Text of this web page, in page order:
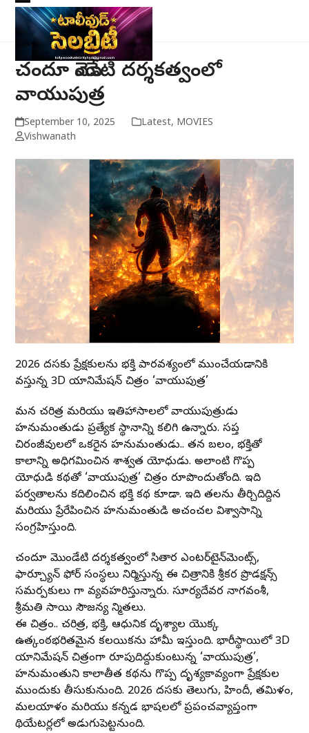
Skip
content
Open
mobile
menu
Close
mobile
menu
చందూ మొండేటి దర్శకత్వంలో
వాయుపుత్ర
September 10, 2025 Latest, MOVIES
Vishwanath
2026 దసరాకు ప్రేక్షకులను భక్తి పారవశ్యంలో ముంచేయడానికి
వస్తున్న 3D యానిమేషన్ చిత్రం ‘వాయుపుత్ర’
మన చరిత్ర మరియు ఇతిహాసాలలో వాయుపుత్రుడు
హనుమంతుడు ప్రత్యేక స్థానాన్ని కలిగి ఉన్నారు. సప్త
చిరంజీవులలో ఒకరైన హనుమంతుడు.. తన బలం, భక్తితో
కాలాన్ని అధిగమించిన శాశ్వత యోధుడు. అలాంటి గొప్ప
యోధుడి కథతో ‘వాయుపుత్ర’ చిత్రం రూపొందుతోంది. ఇది
పర్వతాలను కదిలించిన భక్తి కథ కూడా. ఇది తరాలను తీర్చిదిద్దిన
మరియు ప్రేరేపించిన హనుమంతుడి అచంచల విశ్వాసాన్ని
సంగ్రహిస్తుంది.
చందూ మొండేటి దర్శకత్వంలో సితార ఎంటర్‌టైన్‌మెంట్స్,
ఫార్చ్యూన్ ఫోర్ సంస్థలు నిర్మిస్తున్న ఈ చిత్రానికి శ్రీకర ప్రొడక్షన్స్
సమర్పకులు గా వ్యవహరిస్తున్నారు. సూర్యదేవర నాగవంశీ,
శ్రీమతి సాయి సౌజన్య నిర్మాతలు.
ఈ చిత్రం.. చరిత్ర, భక్తి, ఆధునిక దృశ్యాల యొక్క
ఉత్కంఠభరితమైన కలయికను హామీ ఇస్తుంది. భారీస్థాయిలో 3D
యానిమేషన్ చిత్రంగా రూపుదిద్దుకుంటున్న ‘వాయుపుత్ర’,
హనుమంతుని కాలాతీత కథను గొప్ప దృశ్యకావ్యంగా ప్రేక్షకుల
ముందుకు తీసుకురానుంది. 2026 దసరాకు తెలుగు, హిందీ, తమిళం,
మలయాళం మరియు కన్నడ భాషలలో ప్రపంచవ్యాప్తంగా
థియేటర్లలో అడుగుపెట్టనుంది.